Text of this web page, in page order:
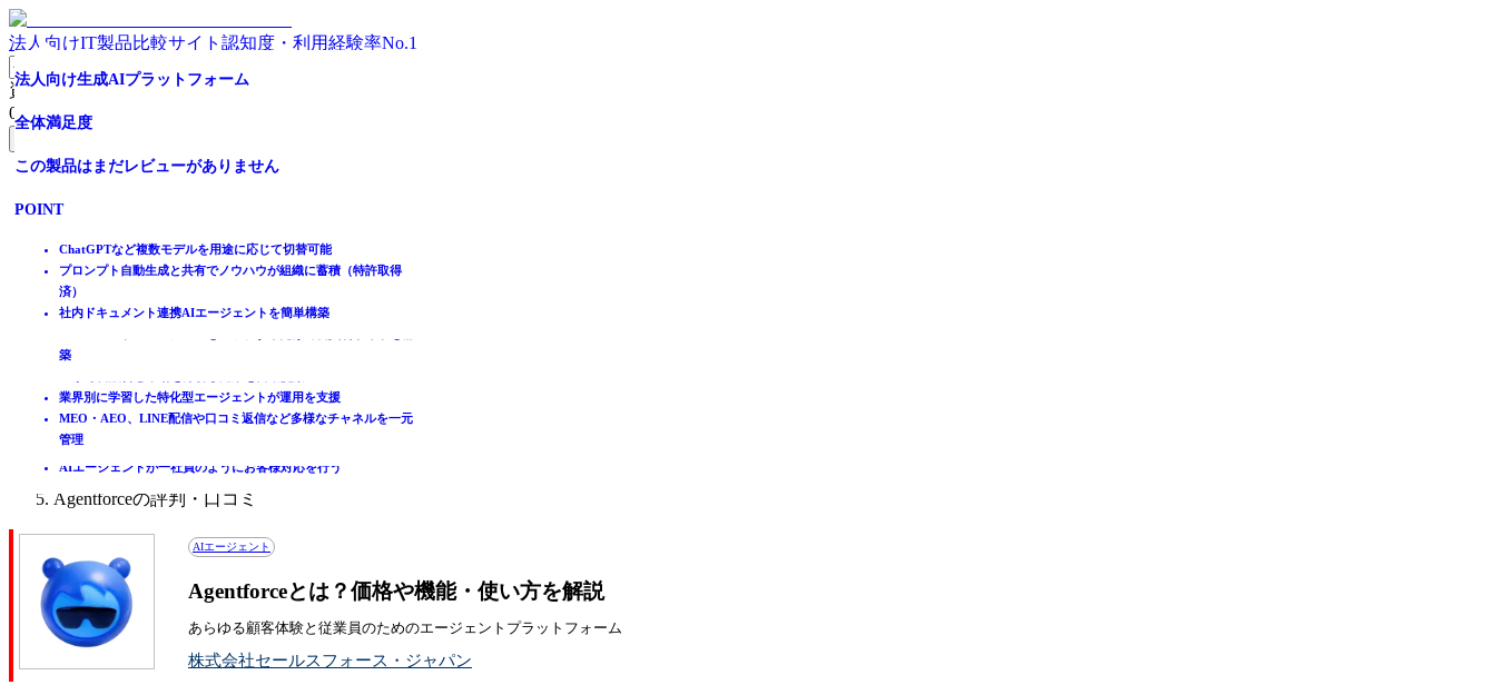
法人向けIT製品比較サイト 認知度・利用経験率No.1
資料請求リスト
0 件
製品を探す
記事を読む
はじめての方へ
掲載について
ITトレンドへの掲載
イベントでリード獲得
動画で学ぶ
IT製品比較TOP
AIサービス
Agentforce
Agentforceの評判・口コミ
AIエージェント
Agentforceとは？価格や機能・使い方を解説
あらゆる顧客体験と従業員のためのエージェントプラットフォーム
株式会社セールスフォース・ジャパン
17年連続売上シェアNo.1※！
全体満足度
☆☆☆☆☆
よくある問い合わせは AIが回答案を提示
優先すべきメールを AIが判別し通知
問い合わせ窓口を一元管理！対応漏れをなくし顧客満足度
件
POINT
複数チャネルの問い合わせを一つの画面で一元管理し業務を効率
化
対応状況を可視化しチームの情報共有を円滑にして属人化を防ぐ
AIエージェントが一社員のようにお客様対応を行う
店舗向け 集客AIエージェント
全体満足度
☆☆☆☆☆
業界別に学習した特化型エージェントが運用を支援
MEO・AEO、LINE配信や口コミ返信など多様なチャネルを一元
管理
PSC【Copilot × Microsoft Teams】Coo Kai ワークフロー
全体満足度
この製品はまだレビューがありません
POINT
Coo Kai ワークフロー（AI機能搭載）
日本初のTeams認定などMicrosoft Teams連動のAzure Nativeアプ
リ
Microsoftゴールドパートナー※MCPP最上位「Specialization」認
全体満足度
この製品はまだレビューがありません
POINT
生成AIによるSQLの生成などでAI時代のデータ活用をサポート
サーバー管理が不要で初日からスモールスタートな導入を実現
自社専用AIエージェントが、ナレッジ活用を変える
全体満足度
この製品はまだレビューがありません
POINT
≪AI搭載≫動画・PDF・記事を自動学習、専用AIエージェントを
構築
≪圧倒的な時短≫30分の動画も3秒で要約。情報検索時間を99%
削減
築
ベロシティの高いサービスの提供
全体満足度
この製品はまだレビューがありません
POINT
AI搭載の単一プラットフォームでIT、開発、ビジネスチームを統
合
AIエージェントでサービス管理をさらに効率的に
高いROIと素早い価値提供のスピード
法人向け生成AIプラットフォーム
全体満足度
この製品はまだレビューがありません
POINT
ChatGPTなど複数モデルを用途に応じて切替可能
プロンプト自動生成と共有でノウハウが組織に蓄積（特許取得
済）
社内ドキュメント連携AIエージェントを簡単構築